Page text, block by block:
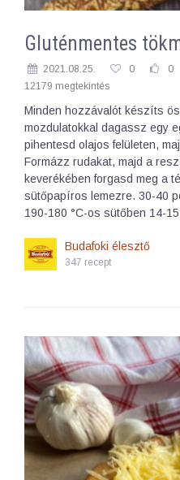
Gluténmentes
2021.08.25. 0 0
12179 megtekintés
Minden hozzávalót készíts
mozdulatokkal dagassz egy
pihentesd olajos felületen,
Formázz rudakat, majd a
keverékében forgasd meg a
sütőpapíros lemezre. 30-40
190-180 °C-os sütőben 14-
Budafoki élesztő
347 recept